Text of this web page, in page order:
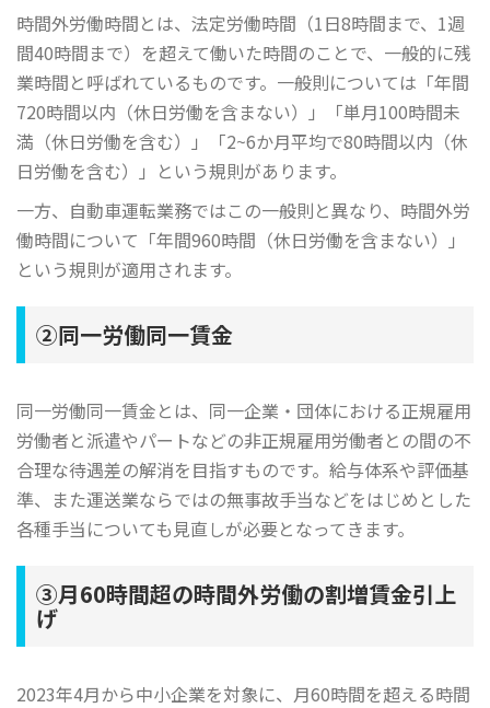
時間外労働時間とは、法定労働時間（1日8時間まで、1週
間40時間まで）を超えて働いた時間のことで、一般的に残
業時間と呼ばれているものです。一般則については「年間
720時間以内（休日労働を含まない）」「単月100時間未
満（休日労働を含む）」「2~6か月平均で80時間以内（休
日労働を含む）」という規則があります。
一方、自動車運転業務ではこの一般則と異なり、時間外労
働時間について「年間960時間（休日労働を含まない）」
という規則が適用されます。
②同一労働同一賃金
同一労働同一賃金とは、同一企業・団体における正規雇用
労働者と派遣やパートなどの非正規雇用労働者との間の不
合理な待遇差の解消を目指すものです。給与体系や評価基
準、また運送業ならではの無事故手当などをはじめとした
各種手当についても見直しが必要となってきます。
③月60時間超の時間外労働の割増賃金引上
げ
2023年4月から中小企業を対象に、月60時間を超える時間